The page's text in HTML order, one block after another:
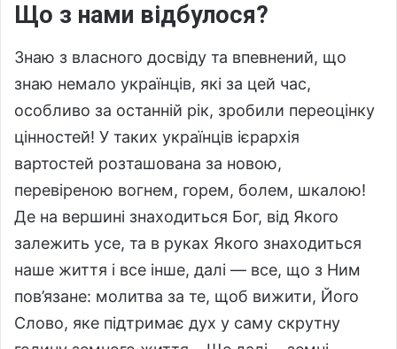
Що з нами відбулося?
Знаю з власного досвіду та впевнений, що
знаю немало українців, які за цей час,
особливо за останній рік, зробили переоцінку
цінностей! У таких українців ієрархія
вартостей розташована за новою,
перевіреною вогнем, горем, болем, шкалою!
Де на вершині знаходиться Бог, від Якого
залежить усе, та в руках Якого знаходиться
наше життя і все інше, далі — все, що з Ним
пов’язане: молитва за те, щоб вижити, Його
Слово, яке підтримає дух у саму скрутну